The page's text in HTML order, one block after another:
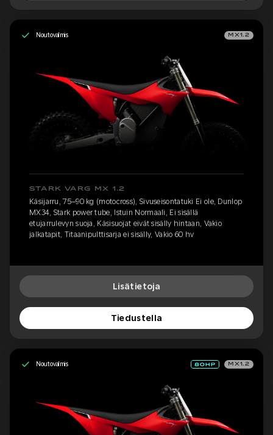
Noutovalmis MX1.2
STARK VARG MX 1.2
Käsijarru, 75–90 kg (motocross), Sivuseisontatuki Ei ole, Dunlop
MX34, Stark power tube, Istuin Normaali, Ei sisällä
etujarrulevyn suoja, Käsisuojat eivät sisälly hintaan, Vakio
jalkatapit, Titaanipulttisarja ei sisälly, Vakio 60 hv
Lisätietoja
Tiedustella
Noutovalmis MX1.2